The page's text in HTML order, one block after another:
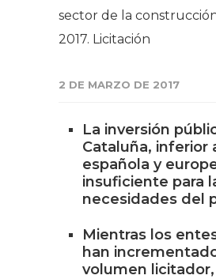
sector de la
2017. Licitación
2 DE MARZO DE 2017
La inversión
Cataluña, inferior
española y
insuficiente para
necesidades del
Mientras los
han
volumen